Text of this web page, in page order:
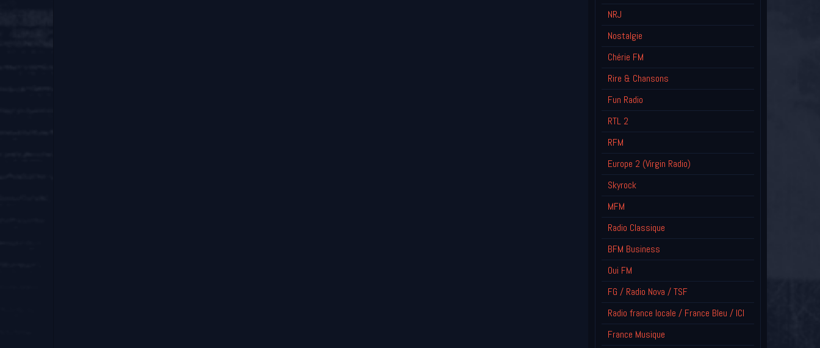
NRJ
Nostalgie
Chérie FM
Rire & Chansons
Fun Radio
RTL 2
RFM
Europe 2 (Virgin Radio)
Skyrock
MFM
Radio Classique
BFM Business
Oui FM
FG / Radio Nova / TSF
Radio france locale / France Bleu / ICI
France Musique